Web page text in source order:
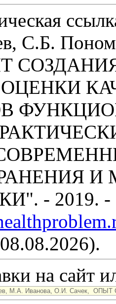
С.Б.
- 2019.
на сайт